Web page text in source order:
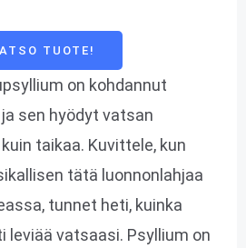
TUOTE!
on kohdannut
sen hyödyt vatsan
taikaa. Kuvittele, kun
tätä luonnonlahjaa
tunnet heti, kuinka
leviää vatsaasi. Psyllium on